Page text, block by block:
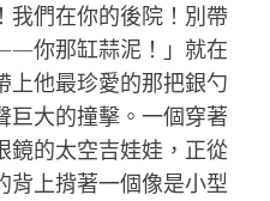
我們在你的後院！別帶
你那缸蒜泥！」就在
上他最珍愛的那把銀勺
巨大的撞擊。一個穿著
鏡的太空吉娃娃，正從
背上揹著一個像是小型